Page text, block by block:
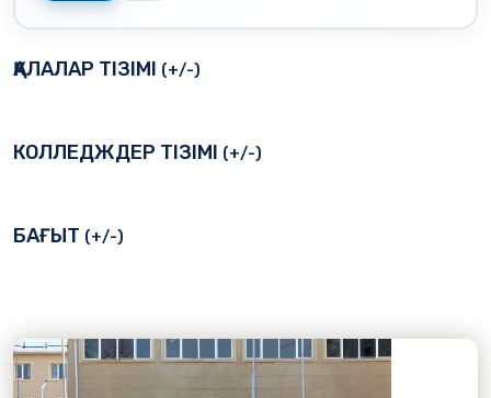
ҚАЛАЛАР ТІЗІМІ (+/-)
КОЛЛЕДЖДЕР ТІЗІМІ (+/-)
БАҒЫТ (+/-)